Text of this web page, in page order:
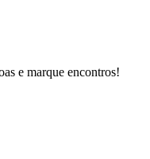
e marque encontros!